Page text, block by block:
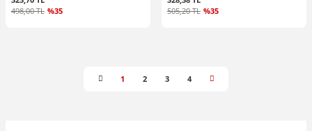
498,00 TL %35
505,20 TL %35
1 2 3 4